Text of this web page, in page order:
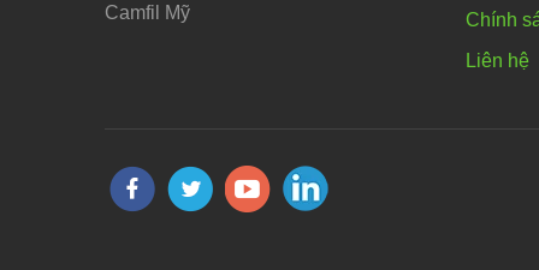
Camfil Mỹ
Chính
Liên hệ